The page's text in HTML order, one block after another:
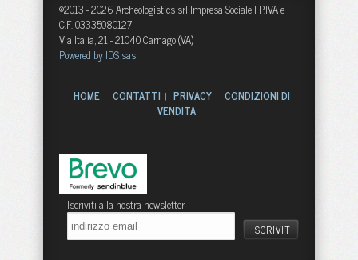
©2013 - 2026 Archeologistics srl Impresa Sociale | P.IVA e
C.F. 03335080127
Via Italia, 21 - 21040 Carnago (VA)
Powered by IDS sas
HOME | CONTATTI | PRIVACY | CONDIZIONI DI
VENDITA
Iscriviti alla nostra newsletter